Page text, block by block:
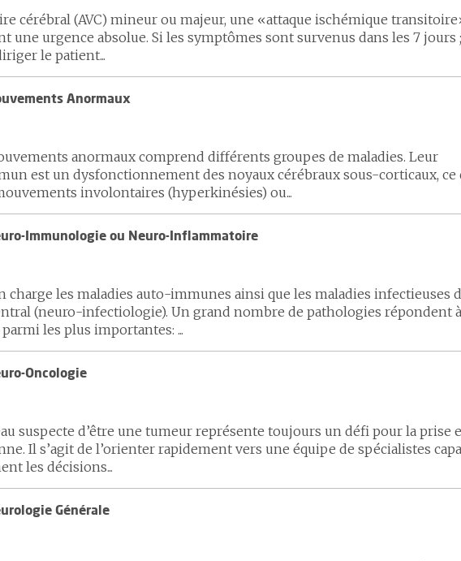
cérébral (AVC) mineur ou majeur, une «attaque ischémique
une urgence absolue. Si les symptômes sont survenus dans les 7 jours ;
le patient...
Anormaux
anormaux comprend différents groupes de maladies. Leur
est un dysfonctionnement des noyaux cérébraux sous-corticaux, ce
involontaires (hyperkinésies) ou...
Immunologie ou Neuro-Inflammatoire
charge les maladies auto-immunes ainsi que les maladies infectieuses
(neuro-infectiologie). Un grand nombre de pathologies répondent
les plus importantes: ...
Oncologie
suspecte d’être une tumeur représente toujours un défi pour la prise
Il s’agit de l’orienter rapidement vers une équipe de spécialistes
les décisions...
Générale